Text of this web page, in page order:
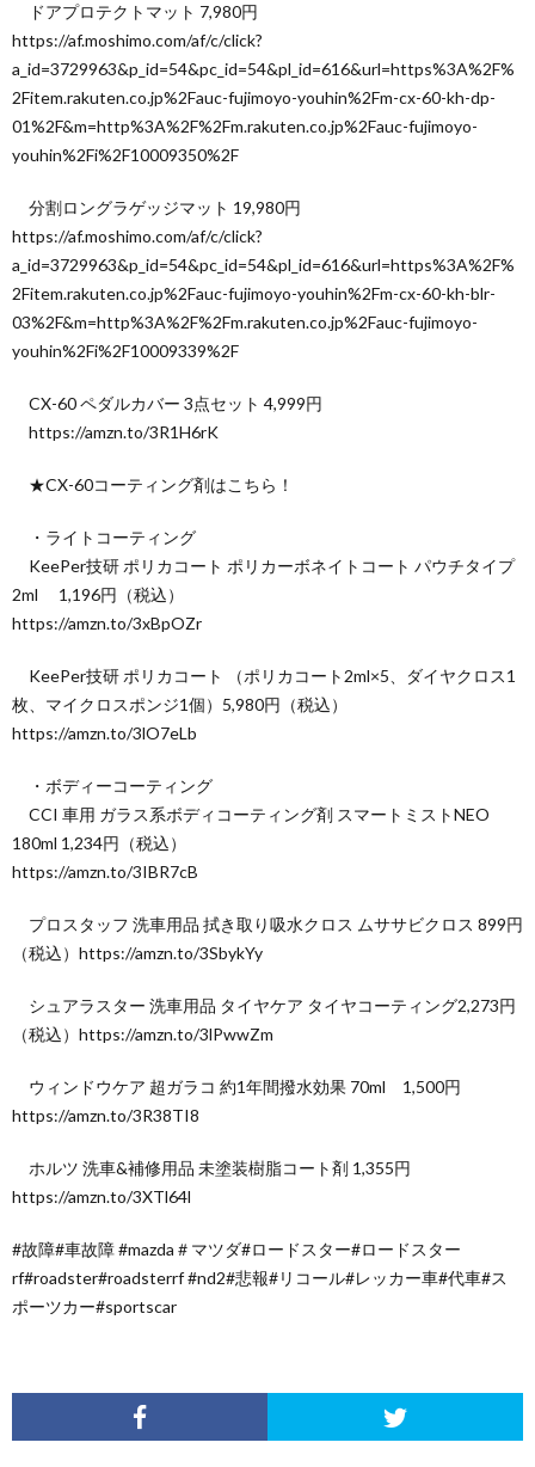
ドアプロテクトマット 7,980円
https://af.moshimo.com/af/c/click?
a_id=3729963&p_id=54&pc_id=54&pl_id=616&url=https%3A%2F%
2Fitem.rakuten.co.jp%2Fauc-fujimoyo-youhin%2Fm-cx-60-kh-dp-
01%2F&m=http%3A%2F%2Fm.rakuten.co.jp%2Fauc-fujimoyo-
youhin%2Fi%2F10009350%2F
分割ロングラゲッジマット 19,980円
https://af.moshimo.com/af/c/click?
a_id=3729963&p_id=54&pc_id=54&pl_id=616&url=https%3A%2F%
2Fitem.rakuten.co.jp%2Fauc-fujimoyo-youhin%2Fm-cx-60-kh-blr-
03%2F&m=http%3A%2F%2Fm.rakuten.co.jp%2Fauc-fujimoyo-
youhin%2Fi%2F10009339%2F
CX-60 ペダルカバー 3点セット 4,999円
https://amzn.to/3R1H6rK
★CX-60コーティング剤はこちら！
・ライトコーティング
KeePer技研 ポリカコート ポリカーボネイトコート パウチタイプ
2ml 1,196円（税込）
https://amzn.to/3xBpOZr
KeePer技研 ポリカコート （ポリカコート2ml×5、ダイヤクロス1
枚、マイクロスポンジ1個）5,980円（税込）
https://amzn.to/3lO7eLb
・ボディーコーティング
CCI 車用 ガラス系ボディコーティング剤 スマートミストNEO
180ml 1,234円（税込）
https://amzn.to/3IBR7cB
プロスタッフ 洗車用品 拭き取り吸水クロス ムササビクロス 899円
（税込）https://amzn.to/3SbykYy
シュアラスター 洗車用品 タイヤケア タイヤコーティング2,273円
（税込）https://amzn.to/3lPwwZm
ウィンドウケア 超ガラコ 約1年間撥水効果 70ml 1,500円
https://amzn.to/3R38TI8
ホルツ 洗車&補修用品 未塗装樹脂コート剤 1,355円
https://amzn.to/3XTl64l
#故障#車故障 #mazda＃マツダ#ロードスター#ロードスター
rf#roadster#roadsterrf #nd2#悲報#リコール#レッカー車#代車#ス
ポーツカー#sportscar